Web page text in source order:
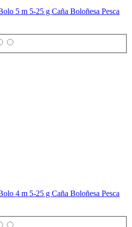
5 m 5-25 g Caña Boloñesa Pesca
4 m 5-25 g Caña Boloñesa Pesca